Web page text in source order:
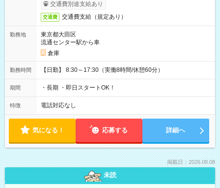
交通費別途支給あり
交通費 交通費支給（規定あり）
勤務地
東京都大田区
流通センター駅から車
倉庫
勤務時間 【日勤】 8:30～17:30（実働8時間/休憩60分）
期間 ・長期 ・即日スタートOK！
特徴 電話対応なし
気になる！ 応募する 詳細へ
掲載日：2026.08.08
未読